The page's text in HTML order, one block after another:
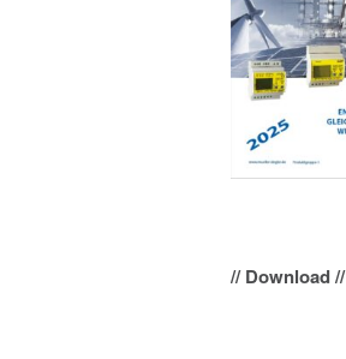
// Download //